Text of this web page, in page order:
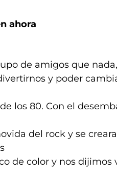
ahora
de amigos que
y poder
los 80. Con el
del rock y se
de color y nos dijimos